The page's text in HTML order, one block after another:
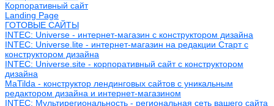
Корпоративный сайт
Landing Page
ГОТОВЫЕ САЙТЫ
INTEC: Universe - интернет-магазин с конструктором дизайна
INTEC: Universe.lite - интернет-магазин на редакции Старт с
конструктором дизайна
INTEC: Universe.site - корпоративный сайт с конструктором
дизайна
MaTilda - конструктор лендинговых сайтов с уникальным
редактором дизайна и интернет-магазином
INTEC: Мультирегиональность - региональная сеть вашего сайта